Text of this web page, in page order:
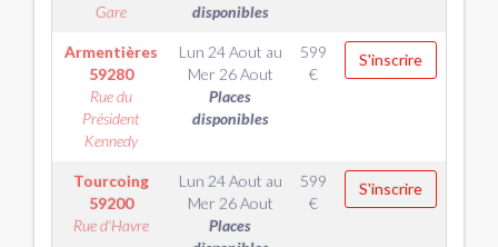
Gare
disponibles
Armentières
59280
Rue du
Président
Kennedy
Lun 24 Aout au
Mer 26 Aout
Places
disponibles
599
€
S'inscrire
Tourcoing
59200
Rue d'Havre
Lun 24 Aout au
Mer 26 Aout
Places
599
€
S'inscrire